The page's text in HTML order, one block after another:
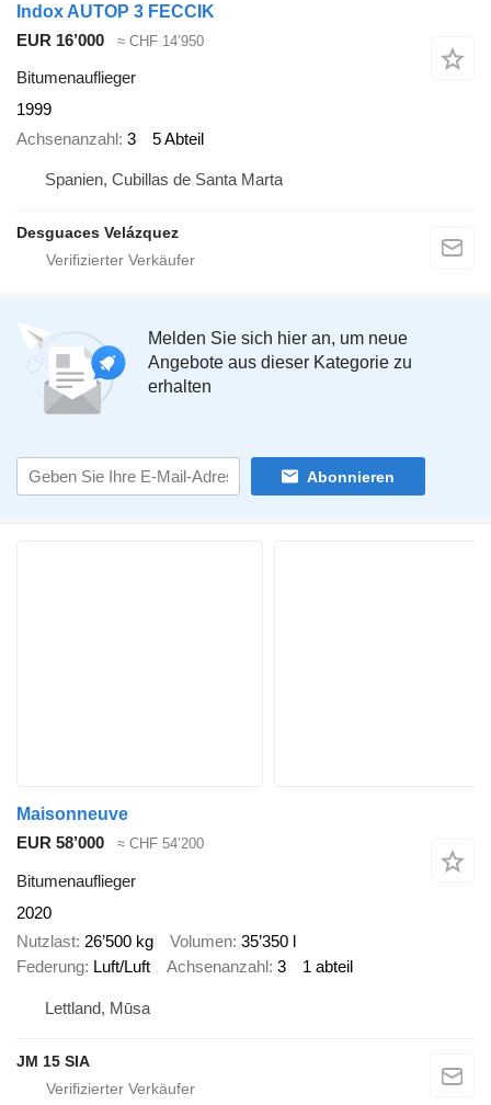
Indox AUTOP 3 FECCIK
EUR 16’000
≈ CHF 14’950
Bitumenauflieger
1999
Achsenanzahl 3 5 Abteil
Spanien, Cubillas de Santa Marta
Desguaces Velázquez
Melden Sie sich hier an, um neue
Angebote aus dieser Kategorie zu
erhalten
Abonnieren
Maisonneuve
EUR 58’000
≈ CHF 54’200
Bitumenauflieger
2020
Nutzlast 26’500 kg Volumen 35’350 l
Federung Luft/Luft Achsenanzahl 3 1 abteil
Lettland, Mūsa
JM 15 SIA